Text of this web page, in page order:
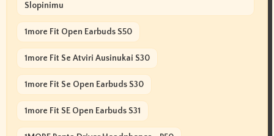
Slopinimu
1more Fit Open Earbuds S50
1more Fit Se Atviri Ausinukai S30
1more Fit Se Open Earbuds S30
1more Fit SE Open Earbuds S31